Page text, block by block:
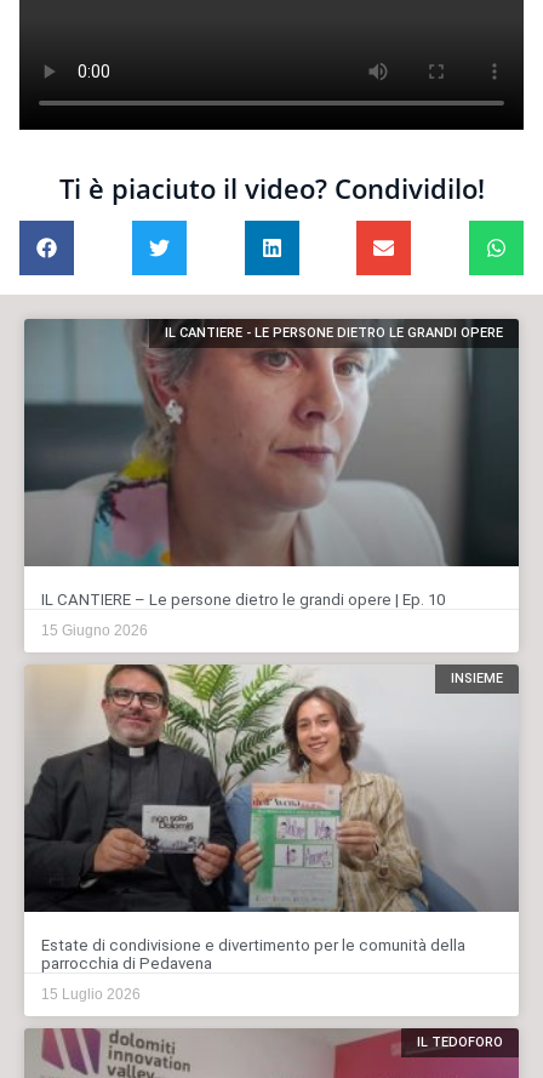
Ti è piaciuto il video? Condividilo!
IL CANTIERE - LE PERSONE DIETRO LE GRANDI OPERE
IL CANTIERE – Le persone dietro le grandi opere | Ep. 10
15 Giugno 2026
INSIEME
Estate di condivisione e divertimento per le comunità della
parrocchia di Pedavena
15 Luglio 2026
IL TEDOFORO